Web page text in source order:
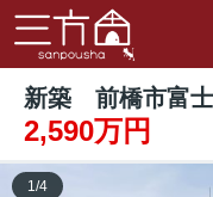
新築 前橋市富
2,590万円
1/4